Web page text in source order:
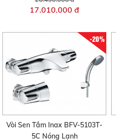
17.010.000 đ
-20%
Vòi Sen Tắm Inax BFV-5103T-
5C Nóng Lạnh